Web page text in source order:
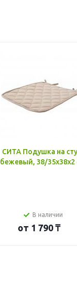
СИТА Подушка на
бежевый, 38/35x38x2
В наличии
от 1 790 ₸